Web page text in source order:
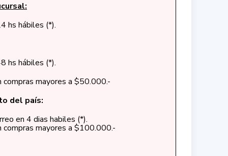
hs hábiles (*).
hs hábiles (*).
compras mayores a $50.000.-
del país:
en 4 dias habiles (*).
compras mayores a $100.000.-